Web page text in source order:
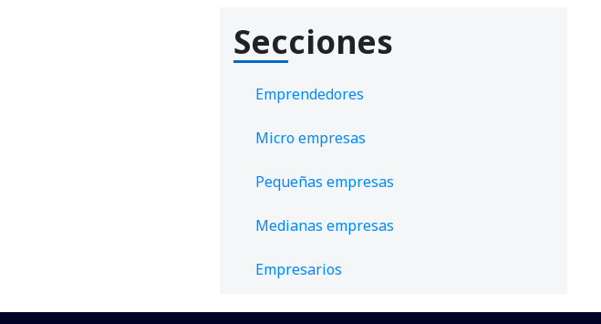
Secciones
Emprendedores
Micro empresas
Pequeñas empresas
Medianas empresas
Empresarios